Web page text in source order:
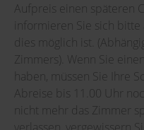
Aufpreis einen späteren
informieren Sie sich
dies möglich ist.
Zimmers). Wenn Sie
haben, müssen Sie Ihre
Abreise bis 11.00 Uhr
nicht mehr das Zimmer